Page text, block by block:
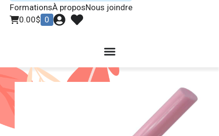
FormationsÀ proposNous joindre
0.00$ 0